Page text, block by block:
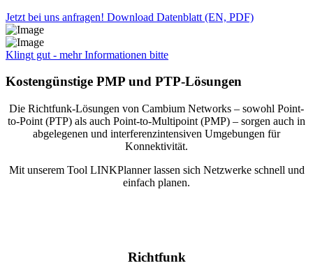
Jetzt bei uns anfragen! Download Datenblatt (EN, PDF)
Klingt gut - mehr Informationen bitte
Kostengünstige PMP und PTP-Lösungen
Die Richtfunk-Lösungen von Cambium Networks – sowohl Point-
to-Point (PTP) als auch Point-to-Multipoint (PMP) – sorgen auch in
abgelegenen und interferenzintensiven Umgebungen für
Konnektivität.
Mit unserem Tool LINKPlanner lassen sich Netzwerke schnell und
einfach planen.
Richtfunk